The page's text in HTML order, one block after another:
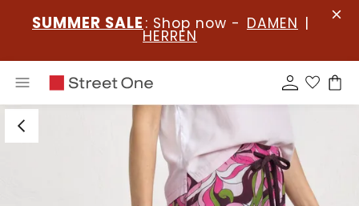
SUMMER SALE : Shop now - DAMEN |
HERREN